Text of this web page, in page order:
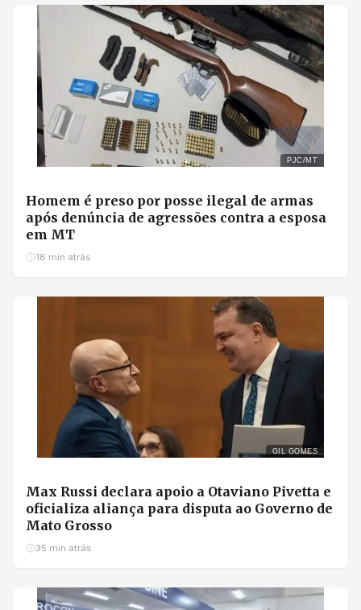
PJC/MT
Homem é preso por posse ilegal de armas
após denúncia de agressões contra a esposa
em MT
18 min atrás
GIL GOMES
Max Russi declara apoio a Otaviano Pivetta e
oficializa aliança para disputa ao Governo de
Mato Grosso
35 min atrás